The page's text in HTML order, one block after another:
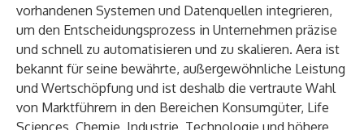
vorhandenen Systemen und Datenquellen integrieren,
um den Entscheidungsprozess in Unternehmen präzise
und schnell zu automatisieren und zu skalieren. Aera ist
bekannt für seine bewährte, außergewöhnliche Leistung
und Wertschöpfung und ist deshalb die vertraute Wahl
von Marktführern in den Bereichen Konsumgüter, Life
Sciences, Chemie, Industrie, Technologie und höhere